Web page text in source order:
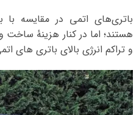
باتری‌های اتمی در مقایسه با
هستند؛ اما در کنار هزینهٔ ساخت و
و تراکم انرژی بالای باتری‌ های